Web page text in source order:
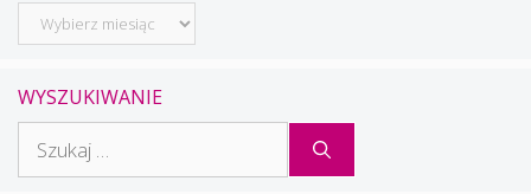
Archiwum
WYSZUKIWANIE